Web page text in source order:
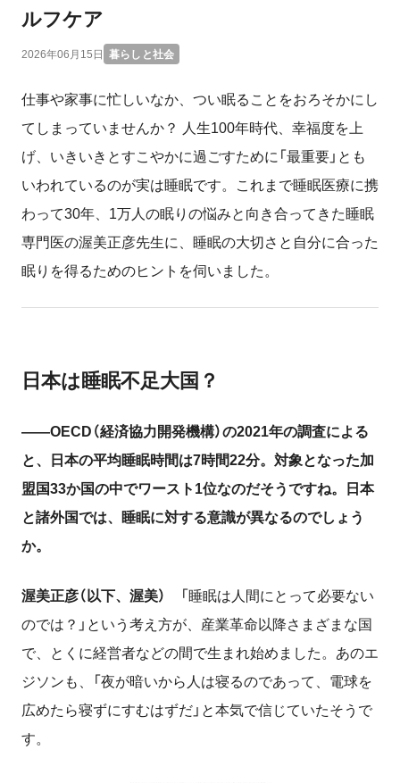
ルフケア
2026年06月15日 暮らしと社会
仕事や家事に忙しいなか、つい眠ることをおろそかにし
てしまっていませんか？ 人生100年時代、幸福度を上
げ、いきいきとすこやかに過ごすために「最重要」とも
いわれているのが実は睡眠です。これまで睡眠医療に携
わって30年、1万人の眠りの悩みと向き合ってきた睡眠
専門医の渥美正彦先生に、睡眠の大切さと自分に合った
眠りを得るためのヒントを伺いました。
日本は睡眠不足大国？
――OECD（経済協力開発機構）の2021年の調査による
と、日本の平均睡眠時間は7時間22分。対象となった加
盟国33か国の中でワースト 1位なのだそうですね。日本
と諸外国では、睡眠に対する意識が異なるのでしょう
か。
渥美正彦（以下、渥美）
「睡眠は人間にとって必要ない
のでは？」という考え方が、産業革命以降さまざまな国
で、とくに経営者などの間で生まれ始めました。あのエ
ジソンも、「夜が暗いから人は寝るのであって、電球を
広めたら寝ずにすむはずだ」と本気で信じていたそうで
す。